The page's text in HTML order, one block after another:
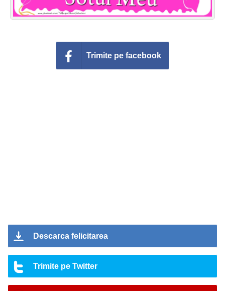
Felicitari animate
Conecteaza-te
Trimite pe facebook
Descarca felicitarea
Trimite pe Twitter